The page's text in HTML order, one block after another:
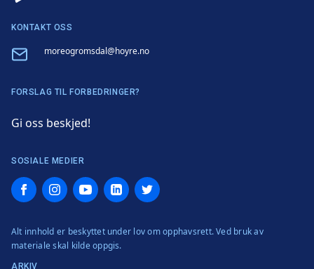
KONTAKT OSS
Email moreogromsdal@hoyre.no
FORSLAG TIL FORBEDRINGER?
Gi oss beskjed!
SOSIALE MEDIER
FacebookInstagramYouTubeLinkedInTwitter
Alt innhold er beskyttet under lov om opphavsrett. Ved bruk av
materiale skal kilde oppgis.
ARKIV